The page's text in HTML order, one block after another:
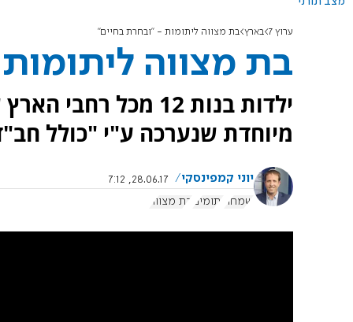
ערוץ 7 בארץ בת מצווה ליתומות - "ובחרת בחיים"
בת מצווה
ילדות בנות 12 מכל
מיוחדת שנערכה ע"י "כולל
יוני קמפינסקי
28.06.17, 7:12
שמחה
יתומים בת מצווה